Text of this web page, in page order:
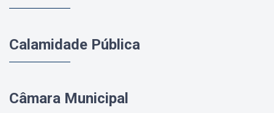
Calamidade Pública
Câmara Municipal